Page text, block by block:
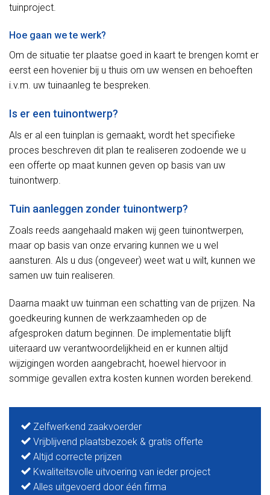
tuinproject.
Hoe gaan we te werk?
Om de situatie ter plaatse goed in kaart te brengen komt er
eerst een hovenier bij u thuis om uw wensen en behoeften
i.v.m. uw tuinaanleg te bespreken.
Is er een tuinontwerp?
Als er al een tuinplan is gemaakt, wordt het specifieke
proces beschreven dit plan te realiseren zodoende we u
een offerte op maat kunnen geven op basis van uw
tuinontwerp.
Tuin aanleggen zonder tuinontwerp?
Zoals reeds aangehaald maken wij geen tuinontwerpen,
maar op basis van onze ervaring kunnen we u wel
aansturen. Als u dus (ongeveer) weet wat u wilt, kunnen we
samen uw tuin realiseren.
Daarna maakt uw tuinman een schatting van de prijzen. Na
goedkeuring kunnen de werkzaamheden op de
afgesproken datum beginnen. De implementatie blijft
uiteraard uw verantwoordelijkheid en er kunnen altijd
wijzigingen worden aangebracht, hoewel hiervoor in
sommige gevallen extra kosten kunnen worden berekend.
Zelfwerkend zaakvoerder
Vrijblijvend plaatsbezoek & gratis offerte
Altijd correcte prijzen
Kwaliteitsvolle uitvoering van ieder project
Alles uitgevoerd door één firma